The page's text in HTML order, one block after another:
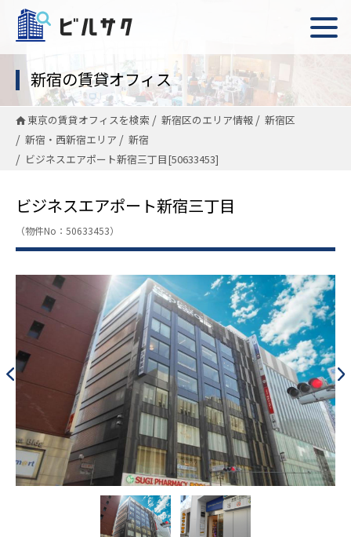
新宿の賃貸オフィス
東京の賃貸オフィスを検索 新宿区のエリア情報
新宿区
新宿・西新宿エリア
新宿
ビジネスエアポート新宿三丁目[50633453]
ビジネスエアポート新宿三丁目
（物件No：50633453）